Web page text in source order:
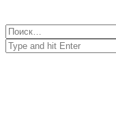
Close
Найти:
Close